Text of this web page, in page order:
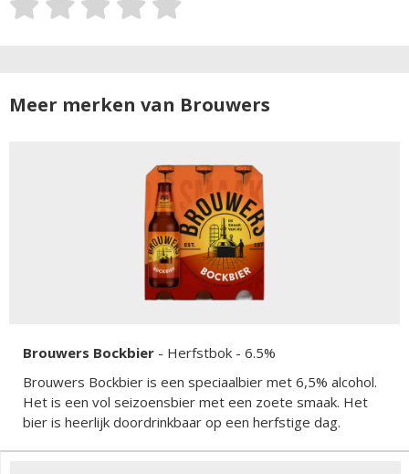
Meer merken van Brouwers
Brouwers Bockbier - Herfstbok - 6.5%
Brouwers Bockbier is een speciaalbier met 6,5% alcohol.
Het is een vol seizoensbier met een zoete smaak. Het
bier is heerlijk doordrinkbaar op een herfstige dag.